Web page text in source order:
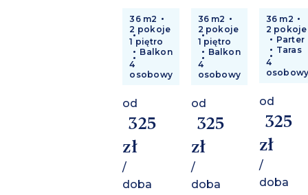
36 m2
2 pokoje
1 piętro
Balkon
4
osobowy
od
325
zł
/
doba
36 m2
2 pokoje
1 piętro
Balkon
4
osobowy
od
325
zł
/
doba
36 m2
2 pokoje
Parter
Taras
4
od
325
zł
/
doba